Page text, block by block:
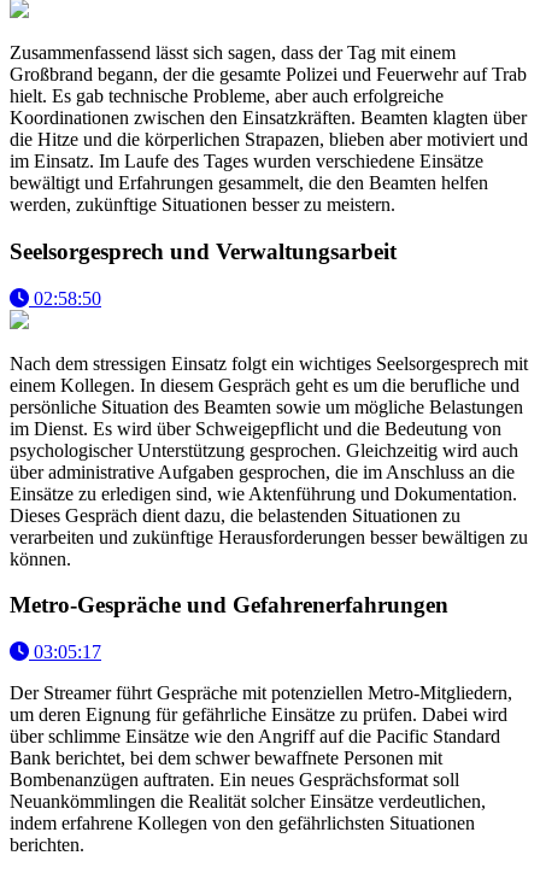
Zusammenfassend lässt sich sagen, dass der Tag mit einem
Großbrand begann, der die gesamte Polizei und Feuerwehr auf Trab
hielt. Es gab technische Probleme, aber auch erfolgreiche
Koordinationen zwischen den Einsatzkräften. Beamten klagten über
die Hitze und die körperlichen Strapazen, blieben aber motiviert und
im Einsatz. Im Laufe des Tages wurden verschiedene Einsätze
bewältigt und Erfahrungen gesammelt, die den Beamten helfen
werden, zukünftige Situationen besser zu meistern.
Seelsorgesprech und Verwaltungsarbeit
02:58:50
Nach dem stressigen Einsatz folgt ein wichtiges Seelsorgesprech mit
einem Kollegen. In diesem Gespräch geht es um die berufliche und
persönliche Situation des Beamten sowie um mögliche Belastungen
im Dienst. Es wird über Schweigepflicht und die Bedeutung von
psychologischer Unterstützung gesprochen. Gleichzeitig wird auch
über administrative Aufgaben gesprochen, die im Anschluss an die
Einsätze zu erledigen sind, wie Aktenführung und Dokumentation.
Dieses Gespräch dient dazu, die belastenden Situationen zu
verarbeiten und zukünftige Herausforderungen besser bewältigen zu
können.
Metro-Gespräche und Gefahrenerfahrungen
03:05:17
Der Streamer führt Gespräche mit potenziellen Metro-Mitgliedern,
um deren Eignung für gefährliche Einsätze zu prüfen. Dabei wird
über schlimme Einsätze wie den Angriff auf die Pacific Standard
Bank berichtet, bei dem schwer bewaffnete Personen mit
Bombenanzügen auftraten. Ein neues Gesprächsformat soll
Neuankömmlingen die Realität solcher Einsätze verdeutlichen,
indem erfahrene Kollegen von den gefährlichsten Situationen
berichten.